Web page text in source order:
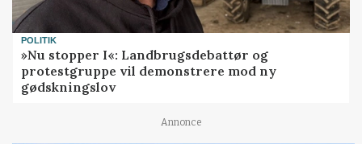
POLITIK
»Nu stopper I«: Landbrugsdebattør og
protestgruppe vil demonstrere mod ny
gødskningslov
Annonce